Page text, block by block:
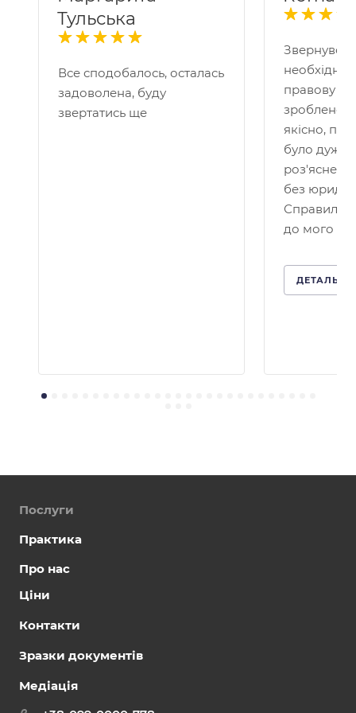
Тульська
Все сподобалось, осталась
задоволена, буду
звертатись ще
Звернувся
правову
зроблено
якісно,
було дуже
роз'яснено
без
Справило
до мого
Послуги
Практика
Про нас
Ціни
Контакти
Зразки документів
Медіація